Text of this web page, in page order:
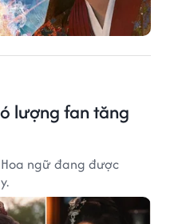
lượng fan tăng
ngữ đang được